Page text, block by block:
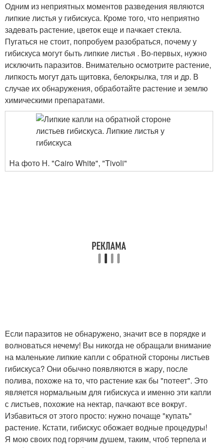
Одним из неприятных моментов разведения являются
липкие листья у гибискуса. Кроме того, что неприятно
задевать растение, цветок еще и пачкает стекла.
Пугаться не стоит, попробуем разобраться, почему у
гибискуса могут быть липкие листья . Во-первых, нужно
исключить паразитов. Внимательно осмотрите растение,
липкость могут дать щитовка, белокрылка, тля и др. В
случае их обнаружения, обработайте растение и землю
химическими препаратами.
На фото H. "Cairo White", "Tivoli"
Если паразитов не обнаружено, значит все в порядке и
волноваться нечему! Вы никогда не обращали внимание
на маленькие липкие капли с обратной стороны листьев
гибискуса? Они обычно появляются в жару, после
полива, похоже на то, что растение как бы "потеет". Это
является нормальным для гибискуса и именно эти капли
с листьев, похожие на нектар, пачкают все вокруг.
Избавиться от этого просто: нужно почаще "купать"
растение. Кстати, гибискус обожает водные процедуры!
Я мою своих под горячим душем, таким, чтоб терпела и